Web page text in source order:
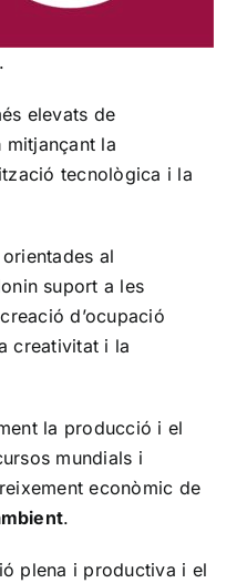
elevats de
mitjançant la
tecnològica i la
al
suport a les
d’ocupació
creativitat i la
la producció i el
mundials i
econòmic de
.
plena i productiva i el